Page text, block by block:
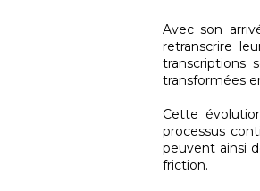
Avec son
retranscrire
transcriptions
transformées
Cette
processus
peuvent ainsi
friction.